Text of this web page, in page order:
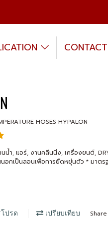
HOSES HYPALON
นน้ำ, แอร์, งานคลีนนิ่ง, เครื่องยนต์,
อกเป็นลอนเพื่อการยืดหยุ่นตัว * มาตร
โปรด เปรียบเทียบ Share